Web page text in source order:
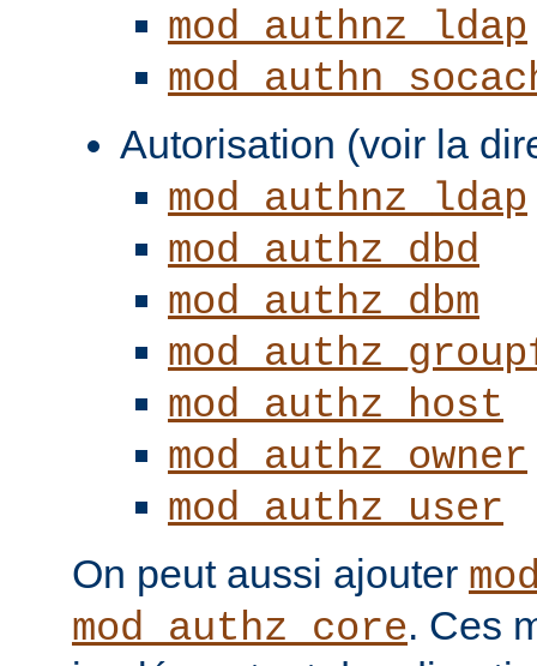
mod_authnz_ldap
Autorisation (voir la
mod_authnz_ldap
mod_authz_dbd
mod_authz_dbm
mod_authz_host
mod_authz_owner
mod_authz_user
On peut aussi ajouter
mod_authz_core. Ces